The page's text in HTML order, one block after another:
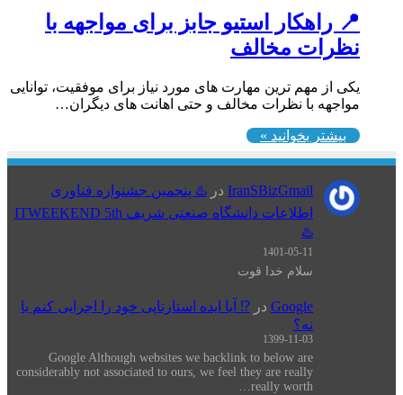
📍 راهکار استیو جابز برای مواجهه با
نظرات مخالف
یکی از مهم ترین مهارت های مورد نیاز برای موفقیت، توانایی
مواجهه با نظرات مخالف و حتی اهانت های دیگران…
بیشتر بخوانید »
IranSBizGmail در ♨️ پنجمین جشنواره فناوری
اطلاعات دانشگاه صنعتی شریف ITWEEKEND 5th
♨️
1401-05-11
سلام خدا قوت
Google در ⁉️ آیا ایده استارتاپی خود را اجرایی کنم یا
نه؟
1399-11-03
Google Although websites we backlink to below are
considerably not associated to ours, we feel they are really
really worth…